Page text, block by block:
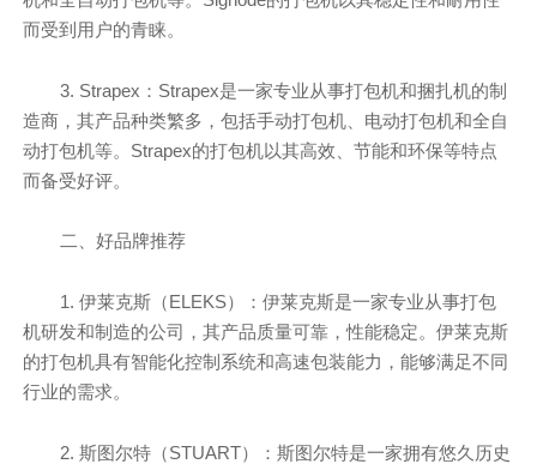
而受到用户的青睐。
3. Strapex：Strapex是一家专业从事打包机和捆扎机的制
造商，其产品种类繁多，包括手动打包机、电动打包机和全自
动打包机等。Strapex的打包机以其高效、节能和环保等特点
而备受好评。
二、好品牌推荐
1. 伊莱克斯（ELEKS）：伊莱克斯是一家专业从事打包
机研发和制造的公司，其产品质量可靠，性能稳定。伊莱克斯
的打包机具有智能化控制系统和高速包装能力，能够满足不同
行业的需求。
2. 斯图尔特（STUART）：斯图尔特是一家拥有悠久历史